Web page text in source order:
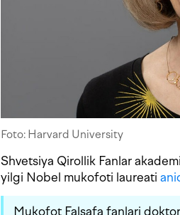
Foto: Harvard University
Shvetsiya Qirollik Fanlar
yilgi Nobel mukofoti laureati
Mukofot Falsafa fanlari